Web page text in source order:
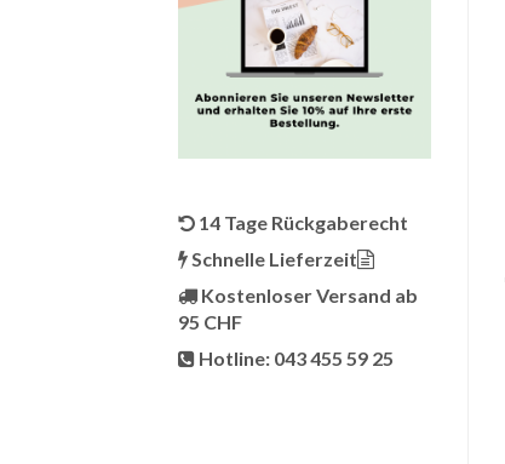
14 Tage Rückgaberecht
Schnelle Lieferzeit
Kostenloser Versand ab
95 CHF
Hotline: 043 455 59 25